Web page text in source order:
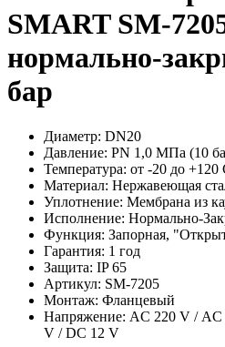
SMART SM-
нормально-
бар
Диаметр: DN20
Давление: PN 1,0 МПа (10
Температура: от -20 до +120
Материал: Нержавеющая
Уплотнение: Мембрана из
Исполнение: Нормально-
Функция: Запорная,
Гарантия: 1 год
Защита: IP 65
Артикул: SM-7205
Монтаж: Фланцевый
Напряжение: AC 220 V /
V / DC 12 V